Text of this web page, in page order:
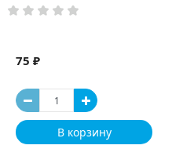
75 ₽
В корзину